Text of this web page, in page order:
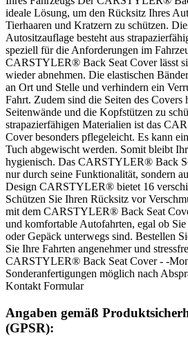
ideale Lösung, um den Rücksitz Ihres
Tierhaaren und Kratzern zu schützen.
Autositzauflage besteht aus
speziell für die Anforderungen im
CARSTYLER® Back Seat Cover lässt
wieder abnehmen. Die elastischen
an Ort und Stelle und verhindern ein
Fahrt. Zudem sind die Seiten des Covers
Seitenwände und die Kopfstützen zu
strapazierfähigen Materialien ist das
Cover besonders pflegeleicht. Es kann
Tuch abgewischt werden. Somit bleibt
hygienisch. Das CARSTYLER® Back
nur durch seine Funktionalität, sondern
Design CARSTYLER® bietet 16
Schützen Sie Ihren Rücksitz vor
mit dem CARSTYLER® Back Seat
und komfortable Autofahrten, egal ob
oder Gepäck unterwegs sind. Bestellen
Sie Ihre Fahrten angenehmer und
CARSTYLER® Back Seat Cover - -
Sonderanfertigungen möglich nach
Kontakt Formular
Angaben gemäß
(GPSR):